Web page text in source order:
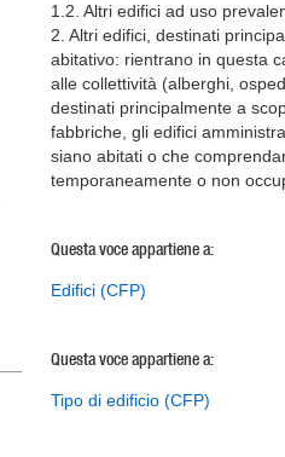
1.2. Altri edifici ad uso
2. Altri edifici, destinati
abitativo: rientrano in questa
alle collettività (alberghi,
destinati principalmente a
fabbriche, gli edifici
siano abitati o che
temporaneamente o non
Questa voce appartiene a:
Edifici (CFP)
Questa voce appartiene a:
Tipo di edificio (CFP)